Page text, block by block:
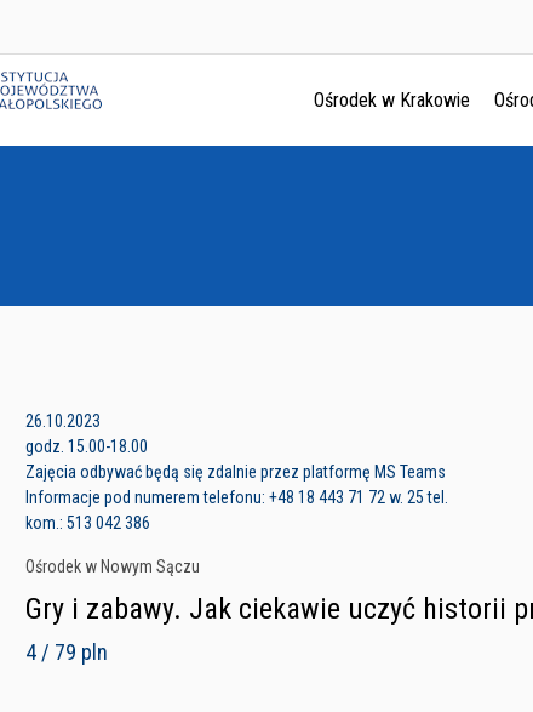
Ośrodek w Krakowie
26.10.2023
godz. 15.00-18.00
Zajęcia odbywać będą się zdalnie przez platformę MS Teams
Informacje pod numerem telefonu: +48 18 443 71 72 w. 25 tel.
kom.: 513 042 386
Ośrodek w Nowym Sączu
Gry i zabawy. Jak ciekawie uczyć historii
4 / 79 pln
Ośrodek w